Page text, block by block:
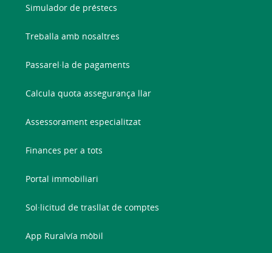
Simulador de préstecs
Treballa amb nosaltres
Passarel·la de pagaments
Calcula quota assegurança llar
Assessorament especialitzat
Finances per a tots
Portal immobiliari
Sol·licitud de trasllat de comptes
App Ruralvía mòbil